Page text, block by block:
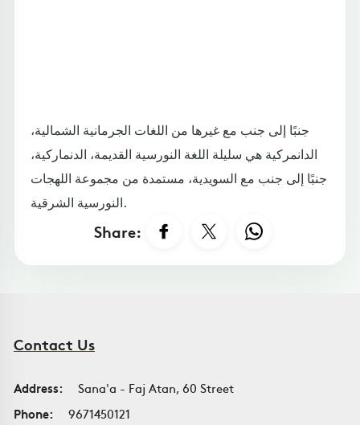
جنبًا إلى جنب مع غيرها من اللغات الجرمانية الشمالية،
الدانمركية هي سليلة اللغة النورسية القديمة، الدنماركية،
جنبًا إلى جنب مع السويدية، مستمدة من مجموعة اللهجات
النورسية الشرقية.
Share:
Contact Us
Address:
Sana'a - Faj Atan, 60 Street
Phone:
9671450121